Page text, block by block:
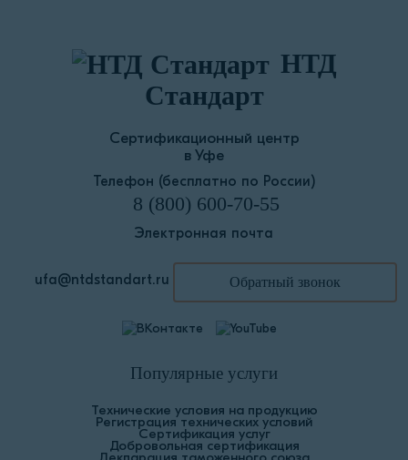
НТД
Стандарт
Сертификационный центр
в Уфе
Телефон (бесплатно по России)
8 (800) 600-70-55
Электронная почта
ufa@ntdstandart.ru Обратный звонок
Популярные услуги
Технические условия на продукцию
Регистрация технических условий
Сертификация услуг
Добровольная сертификация